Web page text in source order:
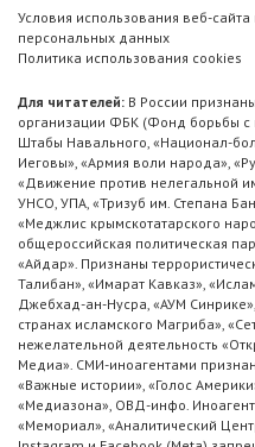
Условия использования веб-
персональных данных
Политика использования cookies
Для читателей: В России
организации ФБК (Фонд борьбы с
Штабы Навального, «Национал-
Иеговы», «Армия воли народа»,
«Движение против нелегальной
УНСО, УПА, «Тризуб им. Степана
«Меджлис крымскотатарского
общероссийская политическая
«Айдар». Признаны
Талибан», «Имарат Кавказ»,
Джебхад-ан-Нусра, «АУМ
странах исламского Магриба»,
нежелательной деятельность
Медиа». СМИ-иноагентами
«Важные истории», «Голос
«Медиазона», ОВД-инфо.
«Мемориал», «Аналитический